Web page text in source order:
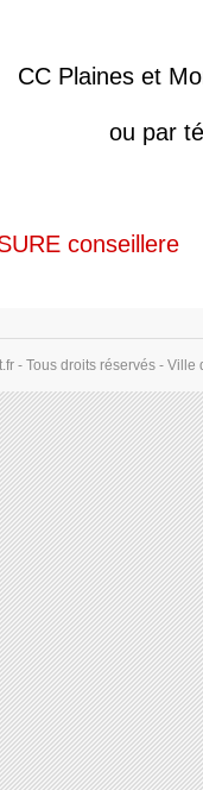
CC Plaines et
ou par
conseillere
- Tous droits réservés - Ville